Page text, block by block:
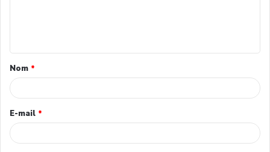
Nom *
E-mail *